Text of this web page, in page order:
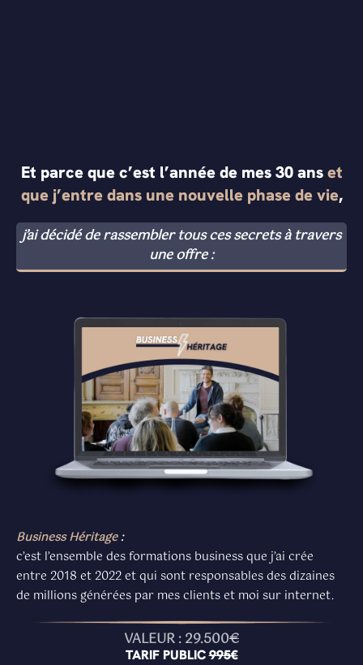
Et parce que c’est l’année de mes 30 anset
que j’entre dans une nouvelle phase de vie,
j’ai décidé de rassembler tous ces secrets à travers
une offre :
Business Héritage:
c’est l’ensemble des formations business que j’ai crée
entre 2018 et 2022 et qui sont responsables des dizaines
de millions générées par mes clients et moi sur internet.
VALEUR : 29.500€
TARIF PUBLIC995€